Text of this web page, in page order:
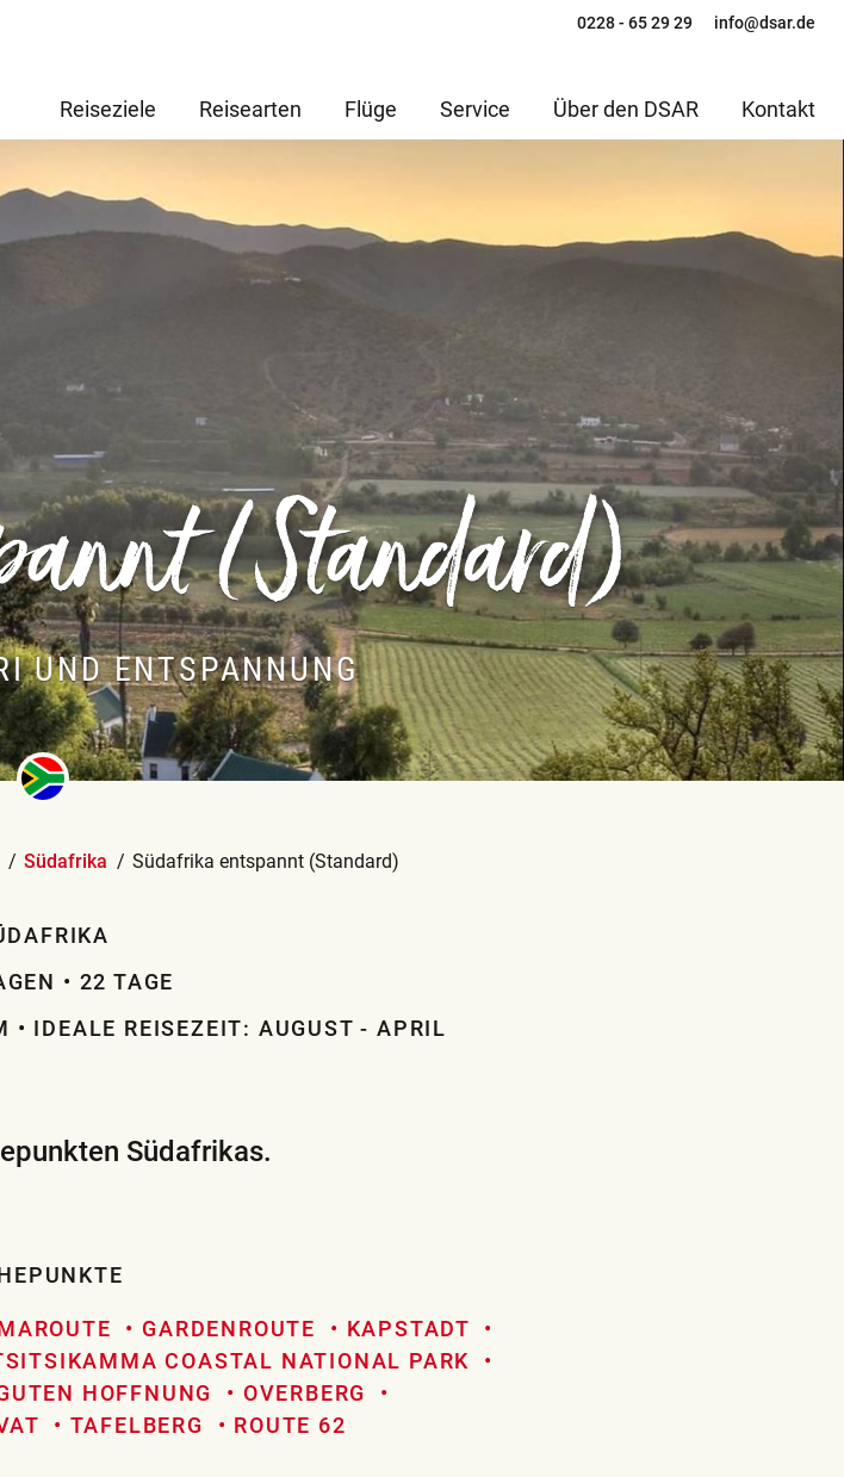
0228 - 65 29 29 info@dsar.de
Reiseziele Reisearten Flüge Service Über den DSAR Kontakt
Südafrika Südafrika entspannt (Standard)
(Standard)
UND ENTSPANNUNG
22 TAGE
IDEALE REISEZEIT: AUGUST - APRIL
Südafrikas.
GARDENROUTE
KAPSTADT
COASTAL NATIONAL PARK
HOFFNUNG
OVERBERG
TAFELBERG ROUTE 62